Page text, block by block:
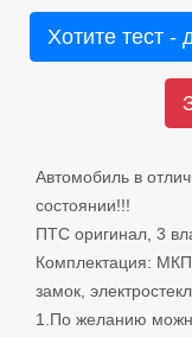
Хотите тест -
Автомобиль в
состоянии!!!
ПТС оригинал, 3
Комплектация:
замок,
1.По желанию